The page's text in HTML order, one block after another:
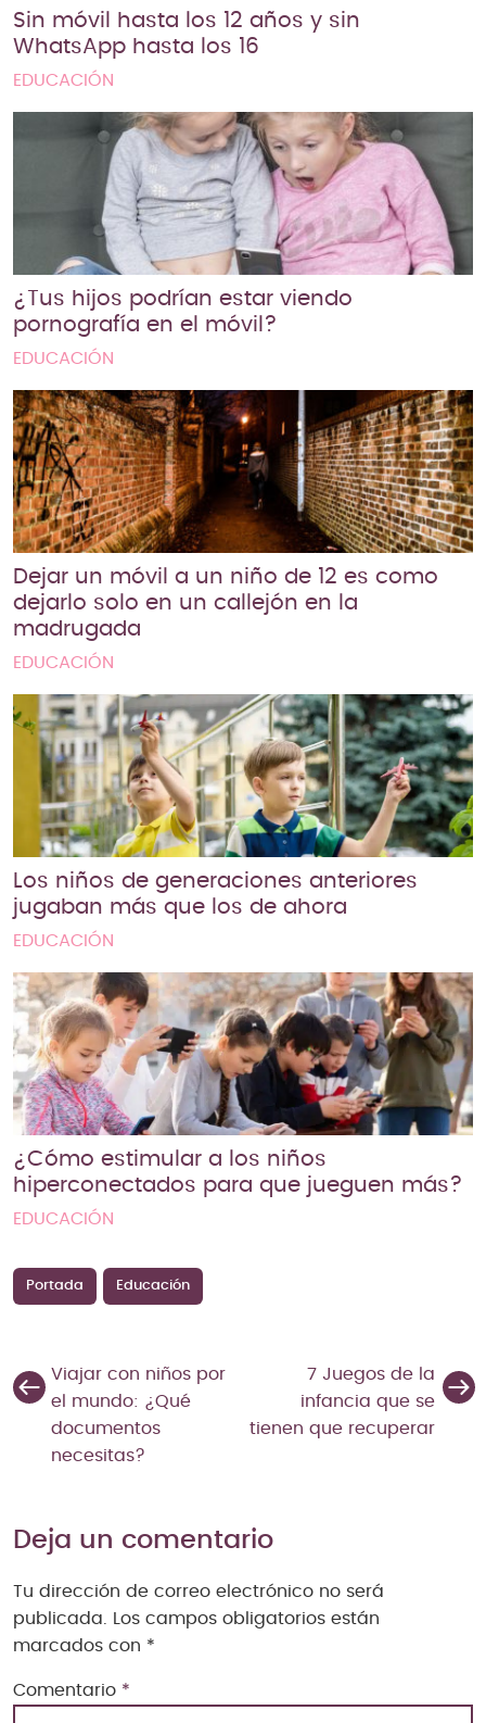
Sin móvil hasta los 12 años y sin
WhatsApp hasta los 16
EDUCACIÓN
¿Tus hijos podrían estar viendo
pornografía en el móvil?
EDUCACIÓN
Dejar un móvil a un niño de 12 es como
dejarlo solo en un callejón en la
madrugada
EDUCACIÓN
Los niños de generaciones anteriores
jugaban más que los de ahora
EDUCACIÓN
¿Cómo estimular a los niños
hiperconectados para que jueguen más?
EDUCACIÓN
Portada Educación
Viajar con niños por
el mundo: ¿Qué
documentos
necesitas?
7 Juegos de la
infancia que se
tienen que recuperar
Deja un comentario
Tu dirección de correo electrónico no será
publicada.
Los campos obligatorios están
marcados con *
Comentario *